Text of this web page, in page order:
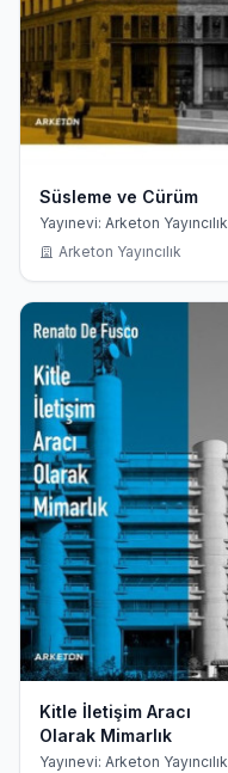
Süsleme ve Cürüm
Yayınevi: Arketon Yayıncılık
Arketon Yayıncılık
Kitle İletişim Aracı
Olarak Mimarlık
Yayınevi: Arketon Yayıncılık